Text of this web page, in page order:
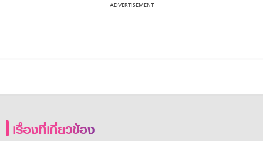
เรื่องที่เกี่ยวข้อง